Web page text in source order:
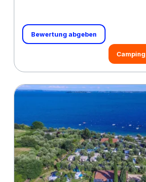
Bewertung abgeben